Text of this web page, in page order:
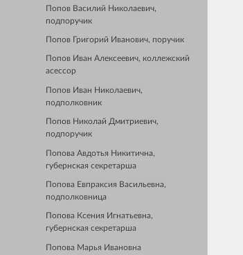
Попов Василий Николаевич,
подпоручик
Попов Григорий Иванович, поручик
Попов Иван Алексеевич, коллежский
асессор
Попов Иван Николаевич,
подполковник
Попов Николай Дмитриевич,
подпоручик
Попова Авдотья Никитична,
губернская секретарша
Попова Евпраксия Васильевна,
подполковница
Попова Ксения Игнатьевна,
губернская секретарша
Попова Марья Ивановна